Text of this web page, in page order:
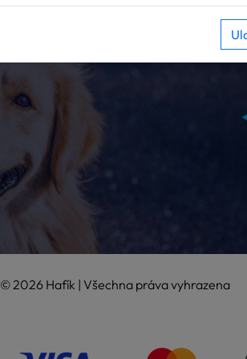
© 2026 Hafík | Všechna práva vyhrazena